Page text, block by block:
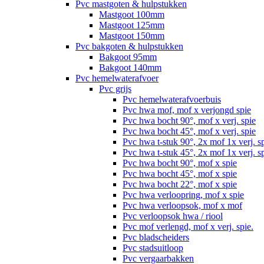
Pvc mastgoten & hulpstukken
Mastgoot 100mm
Mastgoot 125mm
Mastgoot 150mm
Pvc bakgoten & hulpstukken
Bakgoot 95mm
Bakgoot 140mm
Pvc hemelwaterafvoer
Pvc grijs
Pvc hemelwaterafvoerbuis
Pvc hwa mof, mof x verjongd spie
Pvc hwa bocht 90°, mof x verj. spie
Pvc hwa bocht 45°, mof x verj. spie
Pvc hwa t-stuk 90°, 2x mof 1x verj.
Pvc hwa t-stuk 45°, 2x mof 1x verj.
Pvc hwa bocht 90°, mof x spie
Pvc hwa bocht 45°, mof x spie
Pvc hwa bocht 22°, mof x spie
Pvc hwa verloopring, mof x spie
Pvc hwa verloopsok, mof x mof
Pvc verloopsok hwa / riool
Pvc mof verlengd, mof x verj. spie.
Pvc bladscheiders
Pvc stadsuitloop
Pvc vergaarbakken